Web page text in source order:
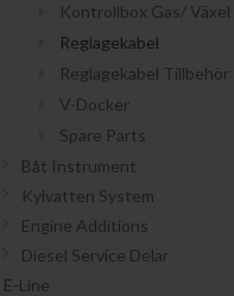
Kontrollbox Gas/ Växel
Reglagekabel
Reglagekabel Tillbehör
V-Docker
Spare Parts
Båt Instrument
Kylvatten System
Engine Additions
Diesel Service Delar
E-Line